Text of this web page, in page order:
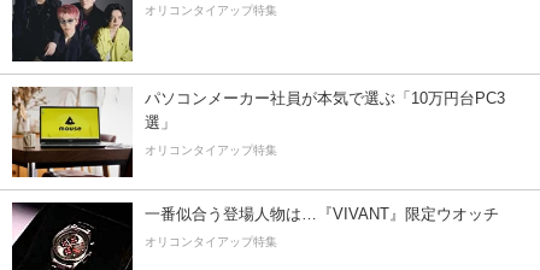
オリコンタイアップ特集
パソコンメーカー社員が本気で選ぶ「10万円台PC3
選」
オリコンタイアップ特集
一番似合う登場人物は…『VIVANT』限定ウオッチ
オリコンタイアップ特集